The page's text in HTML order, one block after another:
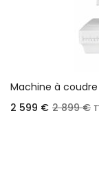
Machine à
2 599 € 2 899€